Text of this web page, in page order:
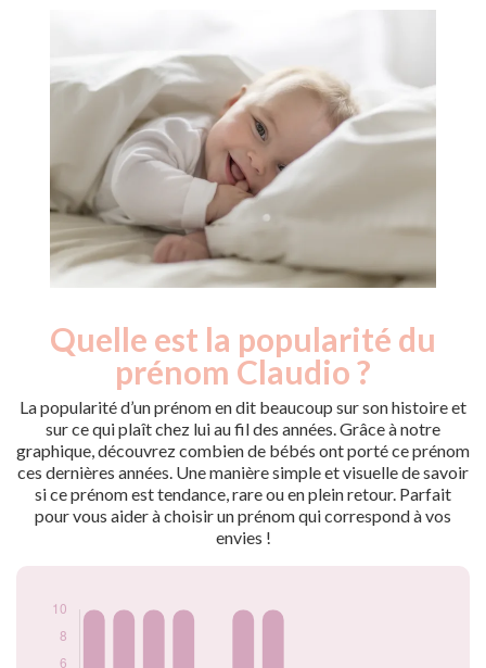
Quelle est la popularité du
prénom Claudio ?
La popularité d’un prénom en dit beaucoup sur son histoire et
sur ce qui plaît chez lui au fil des années. Grâce à notre
graphique, découvrez combien de bébés ont porté ce prénom
ces dernières années. Une manière simple et visuelle de savoir
si ce prénom est tendance, rare ou en plein retour. Parfait
pour vous aider à choisir un prénom qui correspond à vos
envies !
Année
Nouveaux-
nés
2010
10
2011
10
2012
10
2015
5
2016
10
2017
10
2021